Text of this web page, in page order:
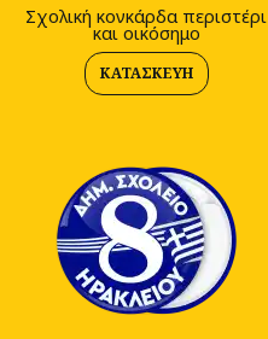
Σχολική κονκάρδα περιστέρι
και οικόσημο
ΚΑΤΑΣΚΕΥΉ